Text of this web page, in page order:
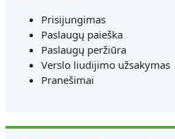
Prisijungimas
Paslaugų paieška
Paslaugų peržiūra
Verslo liudijimo užsakymas
Pranešimai